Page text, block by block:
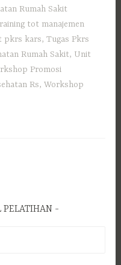
Rumah Sakit
tot manajemen
pkrs kars,Tugas Pkrs
Rumah Sakit, Unit
Promosi
Rs,Workshop
PELATIHAN